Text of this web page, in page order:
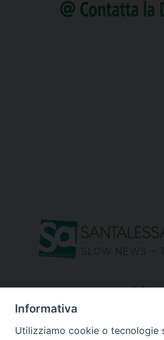
seguici su
Informativa
Utilizziamo cookie o tecnologie